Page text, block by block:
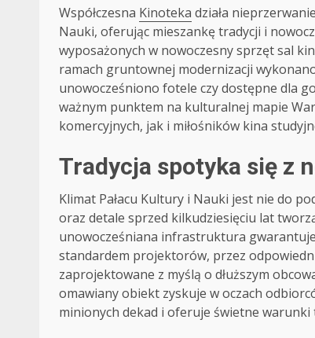
Współczesna Kinoteka działa
Nauki, oferując mieszankę tradycji i
wyposażonych w nowoczesny sprzęt sal
ramach gruntownej modernizacji
unowocześniono fotele czy dostępne dla
ważnym punktem na kulturalnej mapie
komercyjnych, jak i miłośników kina
Tradycja spotyka się z
Klimat Pałacu Kultury i Nauki jest nie do
oraz detale sprzed kilkudziesięciu lat
unowocześniana infrastruktura
standardem projektorów, przez
zaprojektowane z myślą o dłuższym
omawiany obiekt zyskuje w oczach
minionych dekad i oferuje świetne warunki